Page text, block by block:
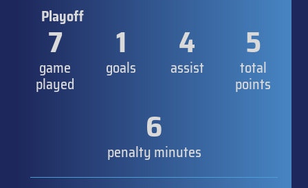
Playoff
7
game
played
1
goals
4
assist
5
total
points
6
penalty minutes